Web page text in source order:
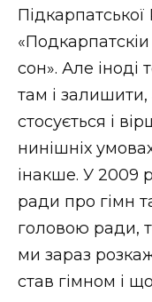
НОВИНИ
ФОТО
сон». Але іноді
там і залишити,
стосується і
нинішніх
інакше. У 2009
ради про гімн
головою ради,
ми зараз
став гімном і